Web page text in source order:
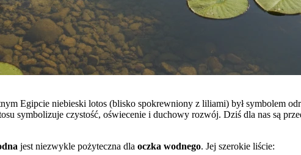
Egipcie niebieski lotos (blisko spokrewniony z liliami) był symbolem
symbolizuje czystość, oświecenie i duchowy rozwój. Dziś dla nas są
jest niezwykle pożyteczna dla oczka wodnego. Jej szerokie liście: